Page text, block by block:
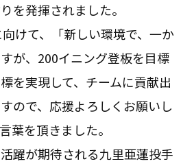
を発揮されました。
けて、「新しい環境で、一か
が、200イニング登板を目標
を実現して、チームに貢献出
ので、応援よろしくお願いし
葉を頂きました。
躍が期待される九里亜蓮投手